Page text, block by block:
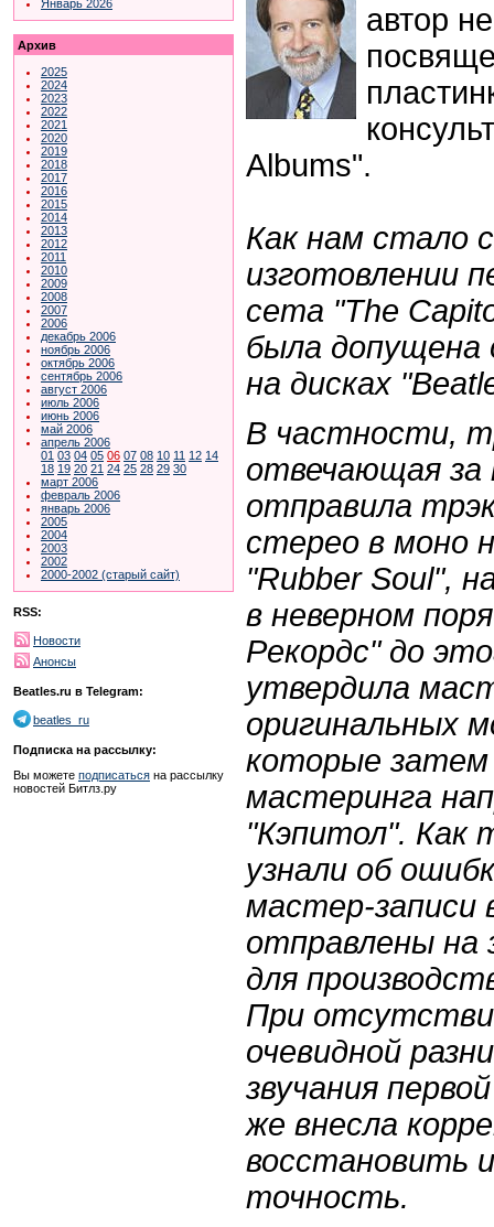
Январь 2026
Архив
2025
2024
2023
2022
2021
2020
2019
2018
2017
2016
2015
2014
2013
2012
2011
2010
2009
2008
2007
2006
декабрь 2006
ноябрь 2006
октябрь 2006
сентябрь 2006
август 2006
июль 2006
июнь 2006
май 2006
апрель 2006
01 03 04 05 06 07 08 10 11 12 14
18 19 20 21 24 25 28 29 30
март 2006
февраль 2006
январь 2006
2005
2004
2003
2002
2000-2002 (старый сайт)
RSS:
Новости
Анонсы
Beatles.ru в Telegram:
beatles_ru
Подписка на рассылку:
Вы можете подписаться на рассылку
новостей Битлз.ру
автор
Albums".
Как нам стало
изготовлении
сета "The
была допущена
на дисках
В частности,
отвечающая за
отправила
стерео в моно
"Rubber Soul",
в неверном
Рекордс" до
утвердила
оригинальных
которые затем
мастеринга
"Кэпитол". Как
узнали об
мастер-записи
отправлены на
для
При
очевидной
звучания
же внесла
восстановить
точность.